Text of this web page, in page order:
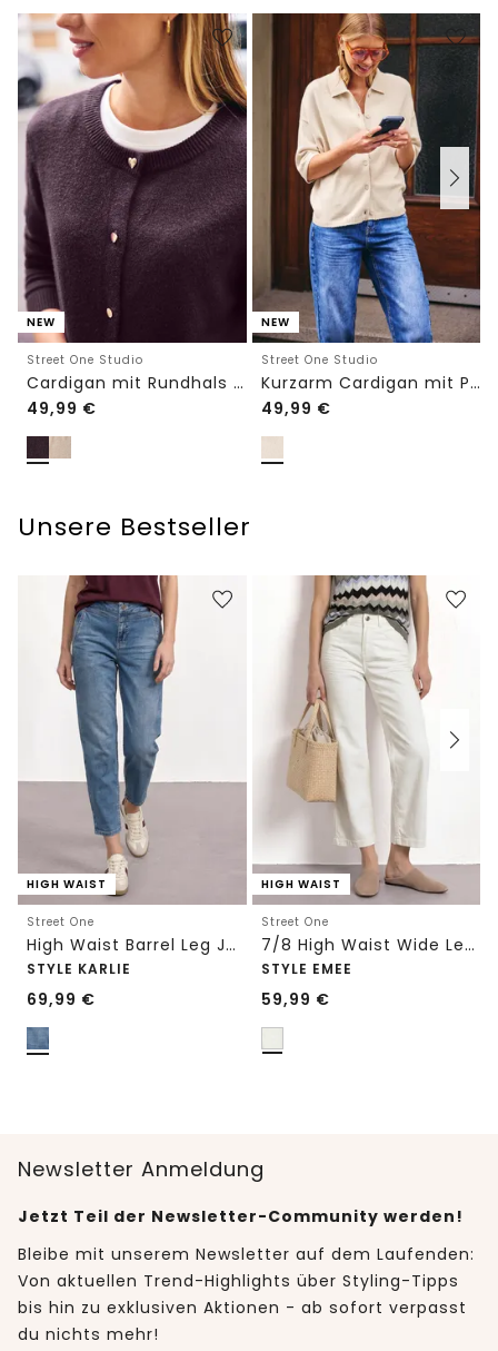
NEW
Street One Studio
Cardigan mit Rundhals und Knöpfen
49,99 €
NEW
Street One Studio
Kurzarm Cardigan mit Polokragen
49,99 €
Unsere Bestseller
HIGH WAIST
Street One
High Waist Barrel Leg Jeans im Loose Fit
STYLE KARLIE
69,99 €
HIGH WAIST
Street One
7/8 High Waist Wide Leg Jeans im Loose Fit
STYLE EMEE
59,99 €
Newsletter Anmeldung
Jetzt Teil der Newsletter-Community werden!
Bleibe mit unserem Newsletter auf dem Laufenden:
Von aktuellen Trend-Highlights über Styling-Tipps
bis hin zu exklusiven Aktionen - ab sofort verpasst
du nichts mehr!